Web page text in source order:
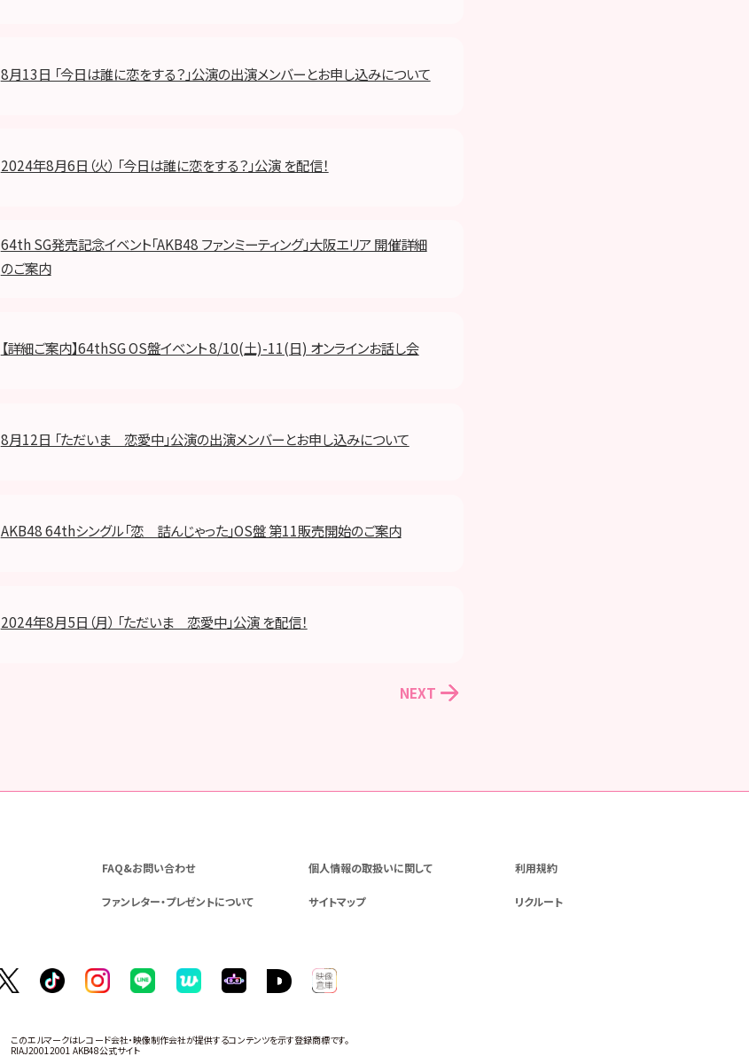
8月13日 「今日は誰に恋をする？」公演の出演メンバーとお申し込みについて
2024年8月6日（火） 「今日は誰に恋をする？」公演 を配信！
64th SG発売記念イベント「AKB48 ファンミーティング」大阪エリア 開催詳細
のご案内
【詳細ご案内】64thSG OS盤イベント 8/10(土)-11(日) オンラインお話し会
8月12日 「ただいま 恋愛中」公演の出演メンバーとお申し込みについて
AKB48 64thシングル「恋 詰んじゃった」OS盤 第11販売開始のご案内
2024年8月5日（月） 「ただいま 恋愛中」公演 を配信！
NEXT
FAQ&お問い合わせ 個人情報の取扱いに関して 利用規約
ファンレター・プレゼントについて サイトマップ リクルート
このエルマークはレコード会社・映像制作会社が提供するコンテンツを示す登録商標です。
RIAJ20012001 AKB48公式サイト